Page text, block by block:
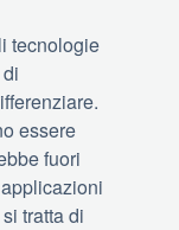
tecnologie
essere
fuori
tratta di